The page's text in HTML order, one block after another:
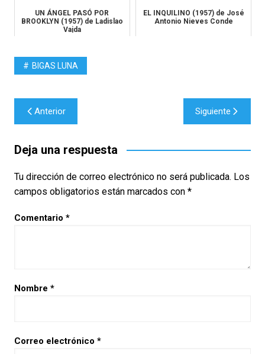
UN ÁNGEL PASÓ POR
BROOKLYN (1957) de Ladislao
Vajda
EL INQUILINO (1957) de José
Antonio Nieves Conde
BIGAS LUNA
Navegación
de
entradas
Anterior Siguiente
Deja una respuesta
Tu dirección de correo electrónico no será publicada. Los
campos obligatorios están marcados con *
Comentario *
Nombre *
Correo electrónico *